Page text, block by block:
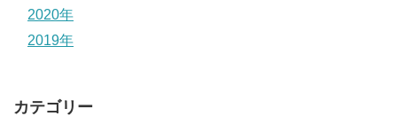
2020年
2019年
カテゴリー